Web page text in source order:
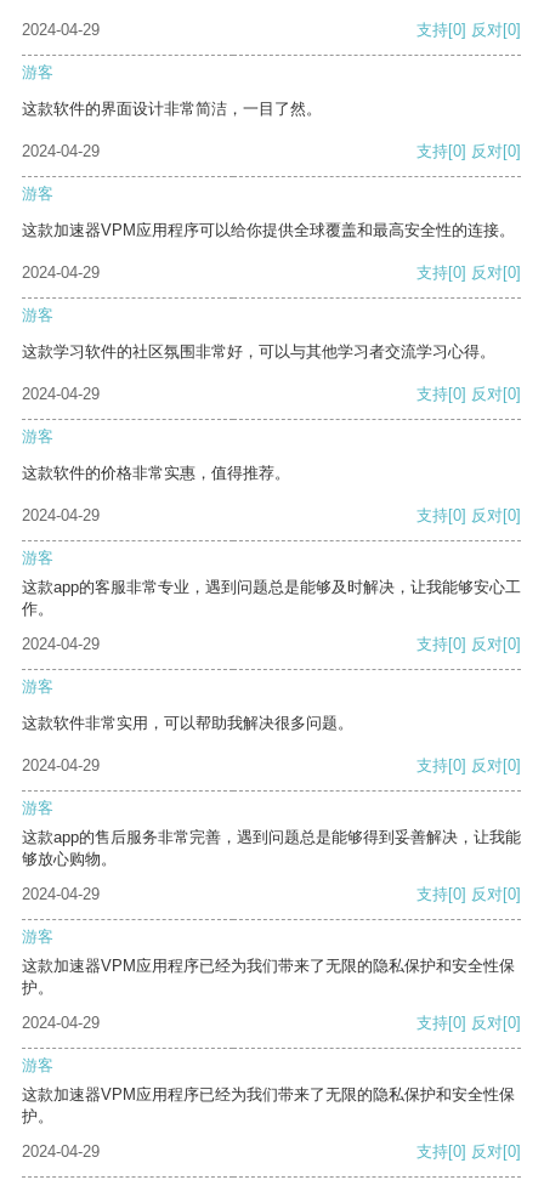
2024-04-29 支持[0] 反对[0]
游客
这款软件的界面设计非常简洁，一目了然。
2024-04-29 支持[0] 反对[0]
游客
这款加速器VPM应用程序可以给你提供全球覆盖和最高安全性的连接。
2024-04-29 支持[0] 反对[0]
游客
这款学习软件的社区氛围非常好，可以与其他学习者交流学习心得。
2024-04-29 支持[0] 反对[0]
游客
这款软件的价格非常实惠，值得推荐。
2024-04-29 支持[0] 反对[0]
游客
这款app的客服非常专业，遇到问题总是能够及时解决，让我能够安心工
作。
2024-04-29
支持[0] 反对[0]
游客
这款软件非常实用，可以帮助我解决很多问题。
2024-04-29 支持[0] 反对[0]
游客
这款app的售后服务非常完善，遇到问题总是能够得到妥善解决，让我能
够放心购物。
2024-04-29
支持[0] 反对[0]
游客
这款加速器VPM应用程序已经为我们带来了无限的隐私保护和安全性保
护。
2024-04-29
支持[0] 反对[0]
游客
这款加速器VPM应用程序已经为我们带来了无限的隐私保护和安全性保
护。
2024-04-29
支持[0] 反对[0]